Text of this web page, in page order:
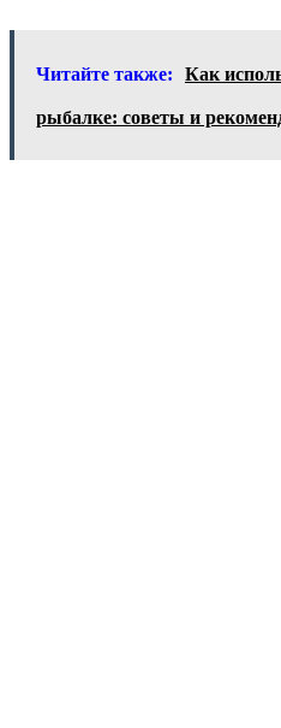
Читайте также: Как
рыбалке: советы и